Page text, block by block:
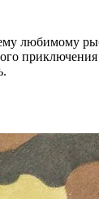
любимому